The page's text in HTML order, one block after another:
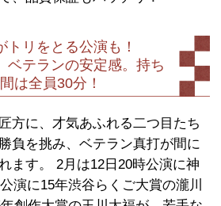
ァンが、初心者の友だ
して連れていける落語
友だちを連れていきた
ても安心な落語会。
か』、『の・ようなも